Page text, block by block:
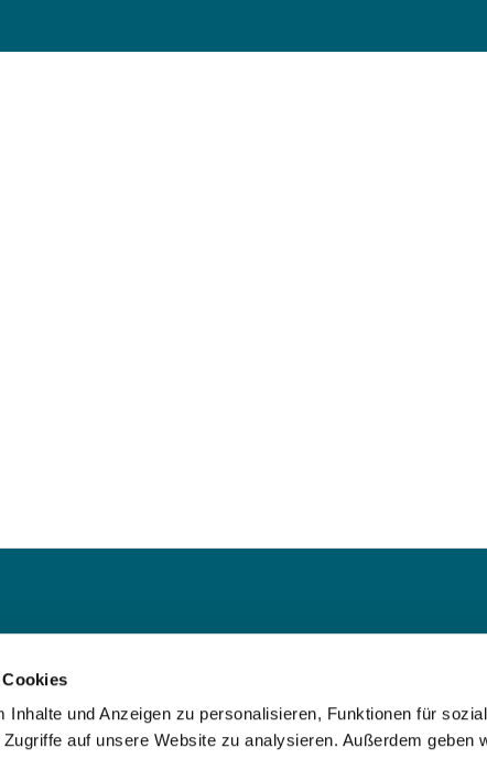
Inhalte und Anzeigen zu personalisieren, Funktionen für
auf unsere Website zu analysieren. Außerdem geben